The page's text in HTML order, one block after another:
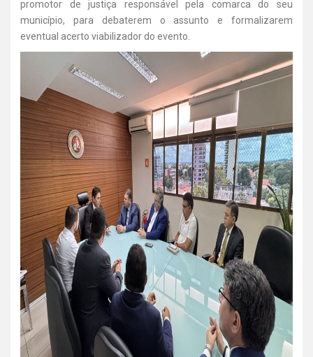
promotor de justiça responsável pela comarca do seu
município, para debaterem o assunto e formalizarem
eventual acerto viabilizador do evento.